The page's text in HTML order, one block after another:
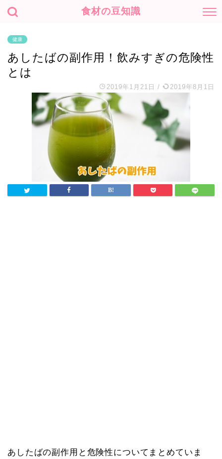
食材の豆知識
健康
あしたばの副作用！飲みすぎの危険性
とは
2019年1月21日 / 2019年8月1日
あしたばの副作用と危険性についてまとめていま